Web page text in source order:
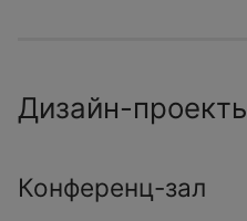
Дизайн-
Конференц-зал